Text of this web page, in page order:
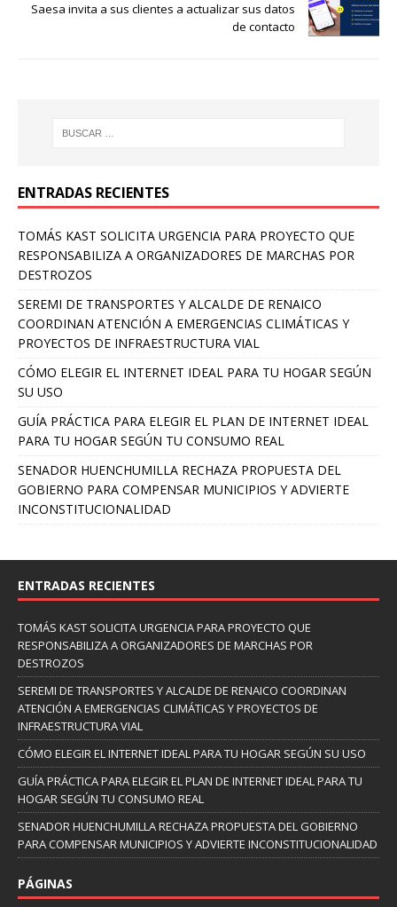
Saesa invita a sus clientes a actualizar sus datos
de contacto
ENTRADAS RECIENTES
TOMÁS KAST SOLICITA URGENCIA PARA PROYECTO QUE
RESPONSABILIZA A ORGANIZADORES DE MARCHAS POR
DESTROZOS
SEREMI DE TRANSPORTES Y ALCALDE DE RENAICO
COORDINAN ATENCIÓN A EMERGENCIAS CLIMÁTICAS Y
PROYECTOS DE INFRAESTRUCTURA VIAL
CÓMO ELEGIR EL INTERNET IDEAL PARA TU HOGAR SEGÚN
SU USO
GUÍA PRÁCTICA PARA ELEGIR EL PLAN DE INTERNET IDEAL
PARA TU HOGAR SEGÚN TU CONSUMO REAL
SENADOR HUENCHUMILLA RECHAZA PROPUESTA DEL
GOBIERNO PARA COMPENSAR MUNICIPIOS Y ADVIERTE
INCONSTITUCIONALIDAD
ENTRADAS RECIENTES
TOMÁS KAST SOLICITA URGENCIA PARA PROYECTO QUE
RESPONSABILIZA A ORGANIZADORES DE MARCHAS POR
DESTROZOS
SEREMI DE TRANSPORTES Y ALCALDE DE RENAICO COORDINAN
ATENCIÓN A EMERGENCIAS CLIMÁTICAS Y PROYECTOS DE
INFRAESTRUCTURA VIAL
CÓMO ELEGIR EL INTERNET IDEAL PARA TU HOGAR SEGÚN SU USO
GUÍA PRÁCTICA PARA ELEGIR EL PLAN DE INTERNET IDEAL PARA TU
HOGAR SEGÚN TU CONSUMO REAL
SENADOR HUENCHUMILLA RECHAZA PROPUESTA DEL GOBIERNO
PARA COMPENSAR MUNICIPIOS Y ADVIERTE INCONSTITUCIONALIDAD
PÁGINAS